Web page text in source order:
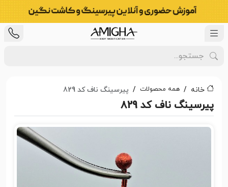
خانه همه محصولات پیرسینگ ناف کد 829
پیرسینگ ناف کد 829